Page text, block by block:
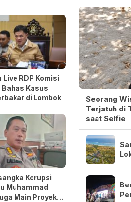
Live RDP Komisi
Bahas Kasus
di Lombok
Korupsi
Muhammad
Main Proyek
Seorang
Terjatuh di
saat Selfie